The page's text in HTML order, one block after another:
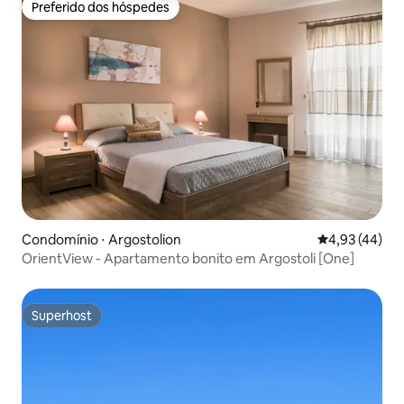
Preferido dos hóspedes
Preferido dos hóspedes
Condomínio ⋅ Argostolion 4,93 de uma
4,93 (44)
OrientView - Apartamento bonito em Argostoli [One]
Superhost
Superhost